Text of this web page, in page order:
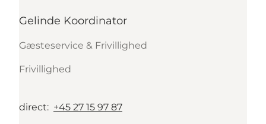
Gelinde Koordinator
Gæsteservice & Frivillighed
Frivillighed
direct: +45 27 15 97 87